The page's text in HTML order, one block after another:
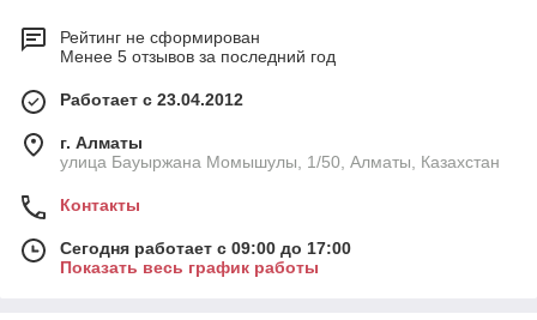
Рейтинг не сформирован
Менее 5 отзывов за последний год
Работает с 23.04.2012
г. Алматы
улица Бауыржана Момышулы, 1/50, Алматы, Казахстан
Контакты
Сегодня работает с 09:00 до 17:00
Показать весь график работы